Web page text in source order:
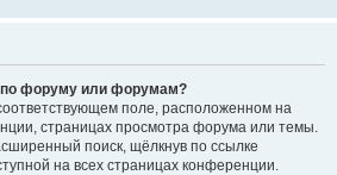
по форуму или форумам?
поле, расположенном на
страницах просмотра форума или темы.
поиск, щёлкнув по ссылке
на всех страницах конференции.